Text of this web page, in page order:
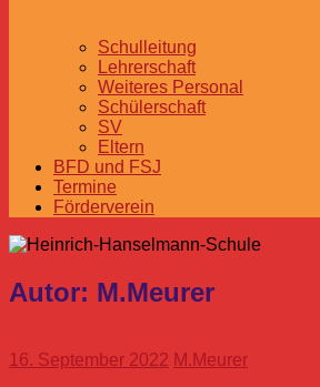
Schulleitung
Lehrerschaft
Weiteres Personal
Schülerschaft
SV
Eltern
BFD und FSJ
Termine
Förderverein
Autor: M.Meurer
16. September 2022 M.Meurer